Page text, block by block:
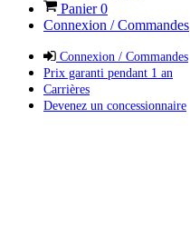
Panier0
Connexion / Commandes
Connexion / Commandes
Prix garanti pendant 1 an
Carrières
Devenez un concessionnaire